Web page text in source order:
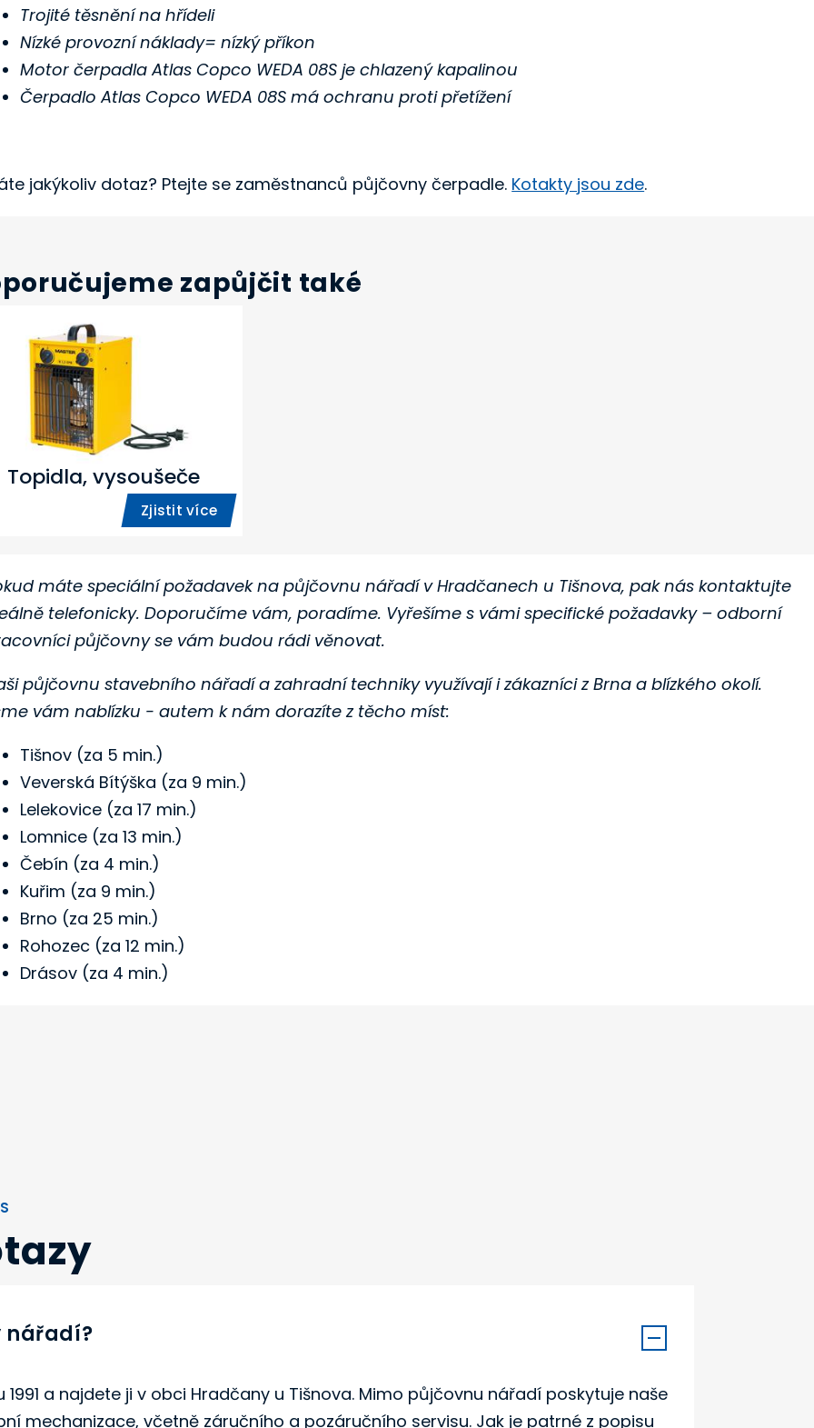
Trojité těsnění na hřídeli
Nízké provozní náklady= nízký příkon
Motor čerpadla Atlas Copco WEDA 08S je chlazený kapalinou
Čerpadlo Atlas Copco WEDA 08S má ochranu proti přetížení
jakýkoliv dotaz? Ptejte se zaměstnanců půjčovny čerpadle. Kotakty jsou zde.
zapůjčit také
Topidla, vysoušeče
Zjistit více
máte speciální požadavek na půjčovnu nářadí v Hradčanech u Tišnova, pak nás kontaktujte
telefonicky. Doporučíme vám, poradíme. Vyřešíme s vámi specifické požadavky – odborní
půjčovny se vám budou rádi věnovat.
půjčovnu stavebního nářadí a zahradní techniky využívají i zákazníci z Brna a blízkého okolí.
vám nablízku - autem k nám dorazíte z těcho míst:
Tišnov (za 5 min.)
Veverská Bítýška (za 9 min.)
Lelekovice (za 17 min.)
Lomnice (za 13 min.)
Čebín (za 4 min.)
Kuřim (za 9 min.)
Brno (za 25 min.)
Rohozec (za 12 min.)
Drásov (za 4 min.)
nářadí?
a najdete ji v obci Hradčany u Tišnova. Mimo půjčovnu nářadí poskytuje naše
mechanizace, včetně záručního a pozáručního servisu. Jak je patrné z popisu